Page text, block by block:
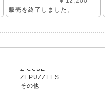
販売を終了しました。
ZEPUZZLES
その他